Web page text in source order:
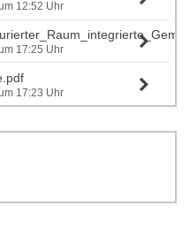
12:52 Uhr
17:25 Uhr
17:23 Uhr